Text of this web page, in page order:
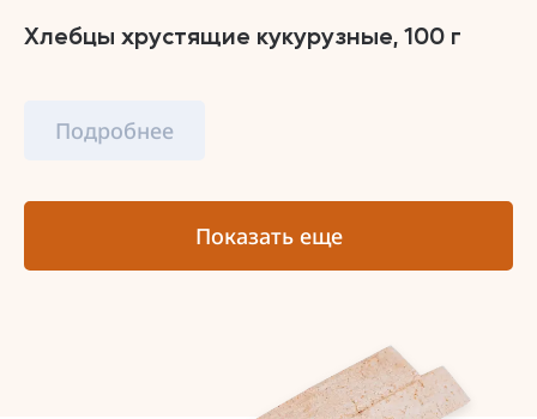
Хлебцы хрустящие кукурузные, 100 г
Подробнее
Показать еще